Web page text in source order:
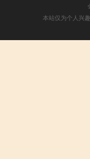
本站仅为个人兴